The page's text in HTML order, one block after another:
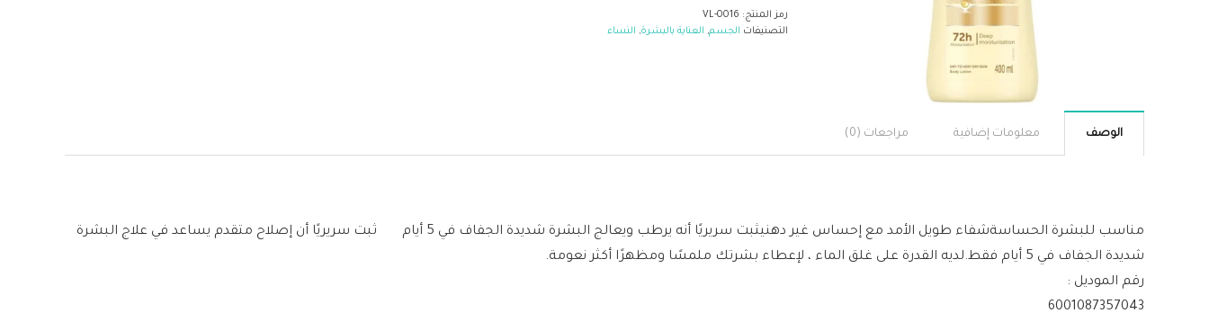
رمز المنتج: VL-0016
التصنيفات الجسم, العناية بالبشرة, النساء
الوصف معلومات إضافية مراجعات (0)
مناسب للبشرة الحساسةشفاء طويل الأمد مع إحساس غير دهنيثبت سريريًا أنه يرطب ويعالج البشرة شديدة الجفاف في 5 أيام ثبت سريريًا أن إصلاح متقدم يساعد في علاج البشرة
شديدة الجفاف في 5 أيام فقط.لديه القدرة على غلق الماء ، لإعطاء بشرتك ملمسًا ومظهرًا أكثر نعومة.
رقم الموديل :
6001087357043